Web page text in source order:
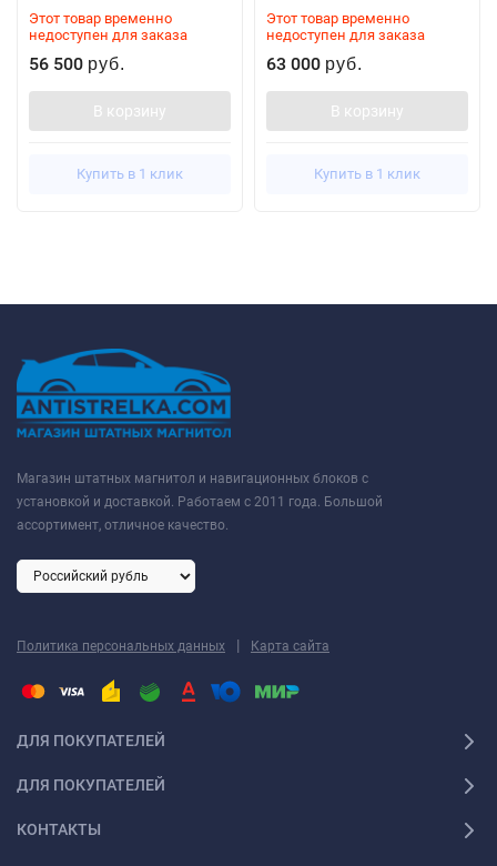
Этот товар временно
недоступен для заказа
56 500 руб.
В корзину
Купить в 1 клик
Этот товар временно
недоступен для заказа
63 000 руб.
В корзину
Купить в 1 клик
Магазин штатных магнитол и навигационных блоков с
установкой и доставкой. Работаем с 2011 года. Большой
ассортимент, отличное качество.
Политика персональных данных | Карта сайта
ДЛЯ ПОКУПАТЕЛЕЙ
ДЛЯ ПОКУПАТЕЛЕЙ
КОНТАКТЫ